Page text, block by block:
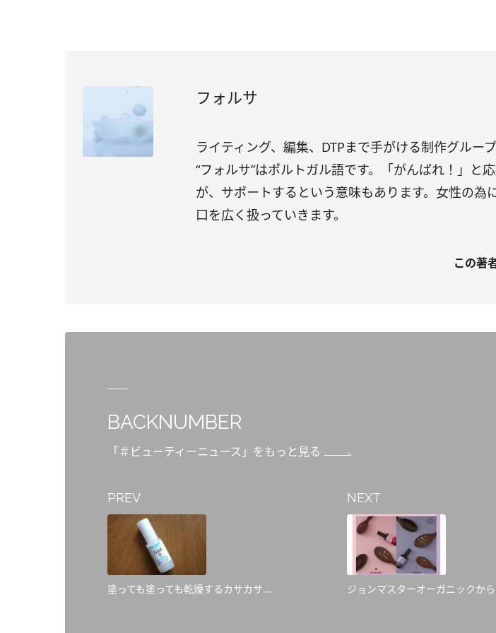
フォルサ
ライティング、編集、DTPまで手がける制作グループ
“フォルサ”はポルトガル語です。「がんばれ！」と
が、サポートするという意味もあります。女性の為
口を広く扱っていきます。
この著
BACKNUMBER
「＃ビューティーニュース」をもっと見る
PREV
塗っても塗っても乾燥するカサカサ...
NEXT
ジョンマスターオーガニックか